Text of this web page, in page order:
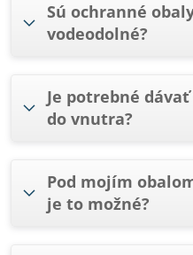
Sú ochranné
vodeodolné?
Je potrebné
do vnutra?
Pod mojím
je to možné?